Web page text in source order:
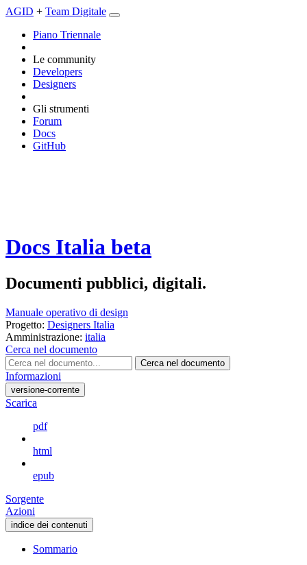
AGID + Team Digitale
Piano Triennale
Le community
Developers
Designers
Gli strumenti
Forum
Docs
GitHub
Docs Italia beta
Documenti pubblici, digitali.
Manuale operativo di design
Progetto: Designers Italia
Amministrazione: italia
Cerca nel documento
Cerca nel documento
Informazioni
versione-corrente
Scarica
pdf
html
epub
Sorgente
Azioni
indice dei contenuti
Sommario